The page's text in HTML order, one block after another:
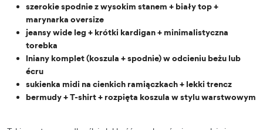
szerokie spodnie z wysokim stanem + biały top +
marynarka oversize
jeansy wide leg + krótki kardigan + minimalistyczna
torebka
lniany komplet (koszula + spodnie) w odcieniu beżu lub
écru
sukienka midi na cienkich ramiączkach + lekki trencz
bermudy + T-shirt + rozpięta koszula w stylu warstwowym